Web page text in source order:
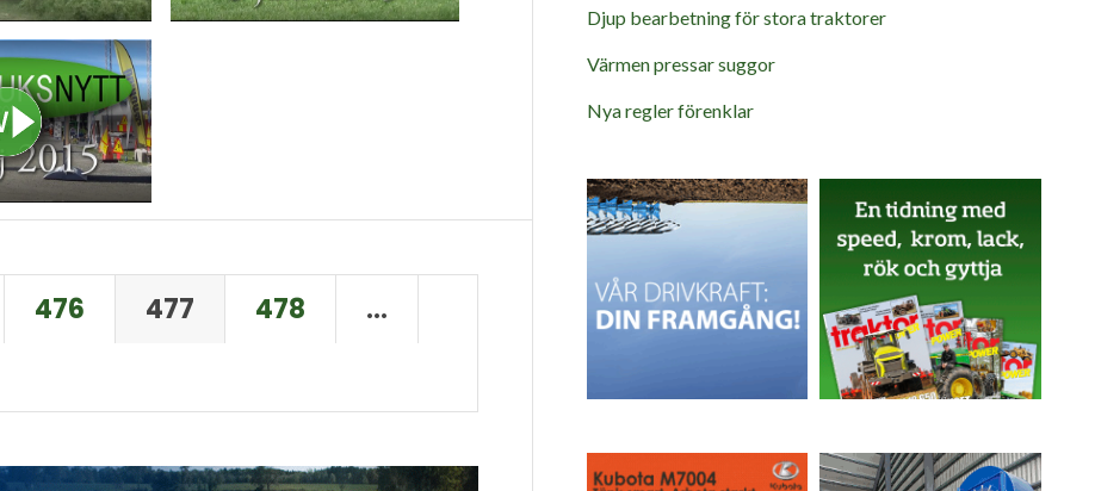
476 477 478
…
Djup bearbetning för stora traktorer
Värmen pressar suggor
Nya regler förenklar